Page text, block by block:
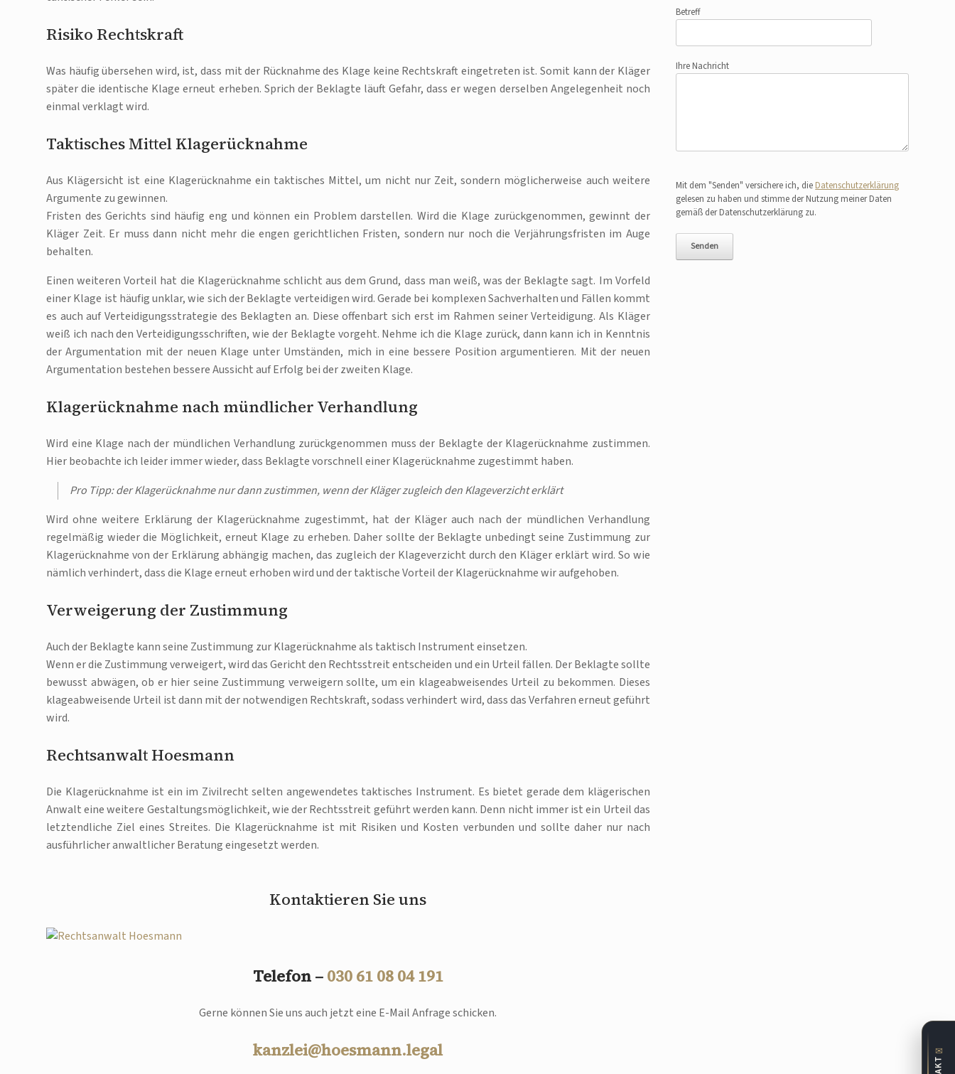
Risiko Rechtskraft
Was häufig übersehen wird, ist, dass mit der Rücknahme des Klage keine Rechtskraft eingetreten ist. Somit kann der Kläger
später die identische Klage erneut erheben. Sprich der Beklagte läuft Gefahr, dass er wegen derselben Angelegenheit noch
einmal verklagt wird.
Taktisches Mittel Klagerücknahme
Aus Klägersicht ist eine Klagerücknahme ein taktisches Mittel, um nicht nur Zeit, sondern möglicherweise auch weitere
Argumente zu gewinnen.
Fristen des Gerichts sind häufig eng und können ein Problem darstellen. Wird die Klage zurückgenommen, gewinnt der
Kläger Zeit. Er muss dann nicht mehr die engen gerichtlichen Fristen, sondern nur noch die Verjährungsfristen im Auge
behalten.
Einen weiteren Vorteil hat die Klagerücknahme schlicht aus dem Grund, dass man weiß, was der Beklagte sagt. Im Vorfeld
einer Klage ist häufig unklar, wie sich der Beklagte verteidigen wird. Gerade bei komplexen Sachverhalten und Fällen kommt
es auch auf Verteidigungsstrategie des Beklagten an. Diese offenbart sich erst im Rahmen seiner Verteidigung. Als Kläger
weiß ich nach den Verteidigungsschriften, wie der Beklagte vorgeht. Nehme ich die Klage zurück, dann kann ich in Kenntnis
der Argumentation mit der neuen Klage unter Umständen, mich in eine bessere Position argumentieren. Mit der neuen
Argumentation bestehen bessere Aussicht auf Erfolg bei der zweiten Klage.
Klagerücknahme nach mündlicher Verhandlung
Wird eine Klage nach der mündlichen Verhandlung zurückgenommen muss der Beklagte der Klagerücknahme zustimmen.
Hier beobachte ich leider immer wieder, dass Beklagte vorschnell einer Klagerücknahme zugestimmt haben.
Pro Tipp: der Klagerücknahme nur dann zustimmen, wenn der Kläger zugleich den Klageverzicht erklärt
Wird ohne weitere Erklärung der Klagerücknahme zugestimmt, hat der Kläger auch nach der mündlichen Verhandlung
regelmäßig wieder die Möglichkeit, erneut Klage zu erheben. Daher sollte der Beklagte unbedingt seine Zustimmung zur
Klagerücknahme von der Erklärung abhängig machen, das zugleich der Klageverzicht durch den Kläger erklärt wird. So wie
nämlich verhindert, dass die Klage erneut erhoben wird und der taktische Vorteil der Klagerücknahme wir aufgehoben.
Verweigerung der Zustimmung
Auch der Beklagte kann seine Zustimmung zur Klagerücknahme als taktisch Instrument einsetzen.
Wenn er die Zustimmung verweigert, wird das Gericht den Rechtsstreit entscheiden und ein Urteil fällen. Der Beklagte sollte
bewusst abwägen, ob er hier seine Zustimmung verweigern sollte, um ein klageabweisendes Urteil zu bekommen. Dieses
klageabweisende Urteil ist dann mit der notwendigen Rechtskraft, sodass verhindert wird, dass das Verfahren erneut geführt
wird.
Rechtsanwalt Hoesmann
Die Klagerücknahme ist ein im Zivilrecht selten angewendetes taktisches Instrument. Es bietet gerade dem klägerischen
Anwalt eine weitere Gestaltungsmöglichkeit, wie der Rechtsstreit geführt werden kann. Denn nicht immer ist ein Urteil das
letztendliche Ziel eines Streites. Die Klagerücknahme ist mit Risiken und Kosten verbunden und sollte daher nur nach
ausführlicher anwaltlicher Beratung eingesetzt werden.
Kontaktieren Sie uns
Telefon – 030 61 08 04 191
Gerne können Sie uns auch jetzt eine E-Mail Anfrage schicken.
kanzlei@hoesmann.legal
Betreff
Ihre Nachricht
Mit dem "Senden" versichere ich, die Datenschutzerklärung
gelesen zu haben und stimme der Nutzung meiner Daten
gemäß der Datenschutzerklärung zu.
✉